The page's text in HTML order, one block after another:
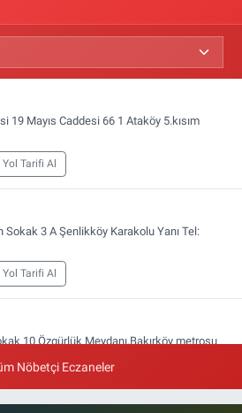
19 Mayıs Caddesi 66 1 Ataköy 5.kısım
Yol Tarifi Al
3 A Şenlikköy Karakolu Yanı Tel:
Yol Tarifi Al
10 Özgürlük Meydanı,Bakırköy metrosu
Nöbetçi Eczaneler